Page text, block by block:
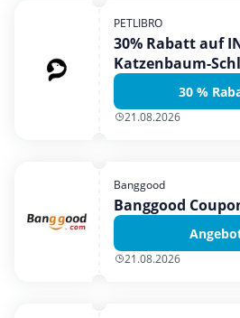
PETLIBRO
30% Rabatt auf
Katzenbaum-
30 %
21.08.2026
Banggood
Banggood
21.08.2026